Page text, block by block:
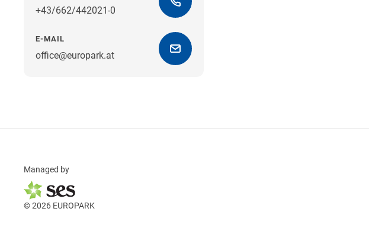
+43/662/442021-0
E-MAIL
office@europark.at
Managed by
© 2026 EUROPARK